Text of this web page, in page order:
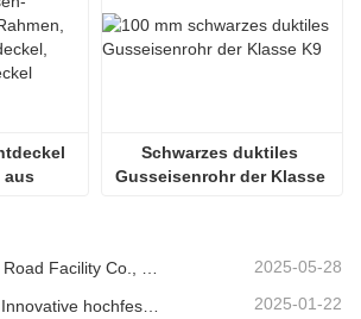
aus
Schwarzes duktiles
Gusseisenrohr der Klasse
Liaocheng Runyu Road Facility Co., Ltd.: Ein zuverlässiger Hersteller von Schachtabdeckungen für eine sicherere städtische Infrastruktur 2025-05-28
2025-01-22